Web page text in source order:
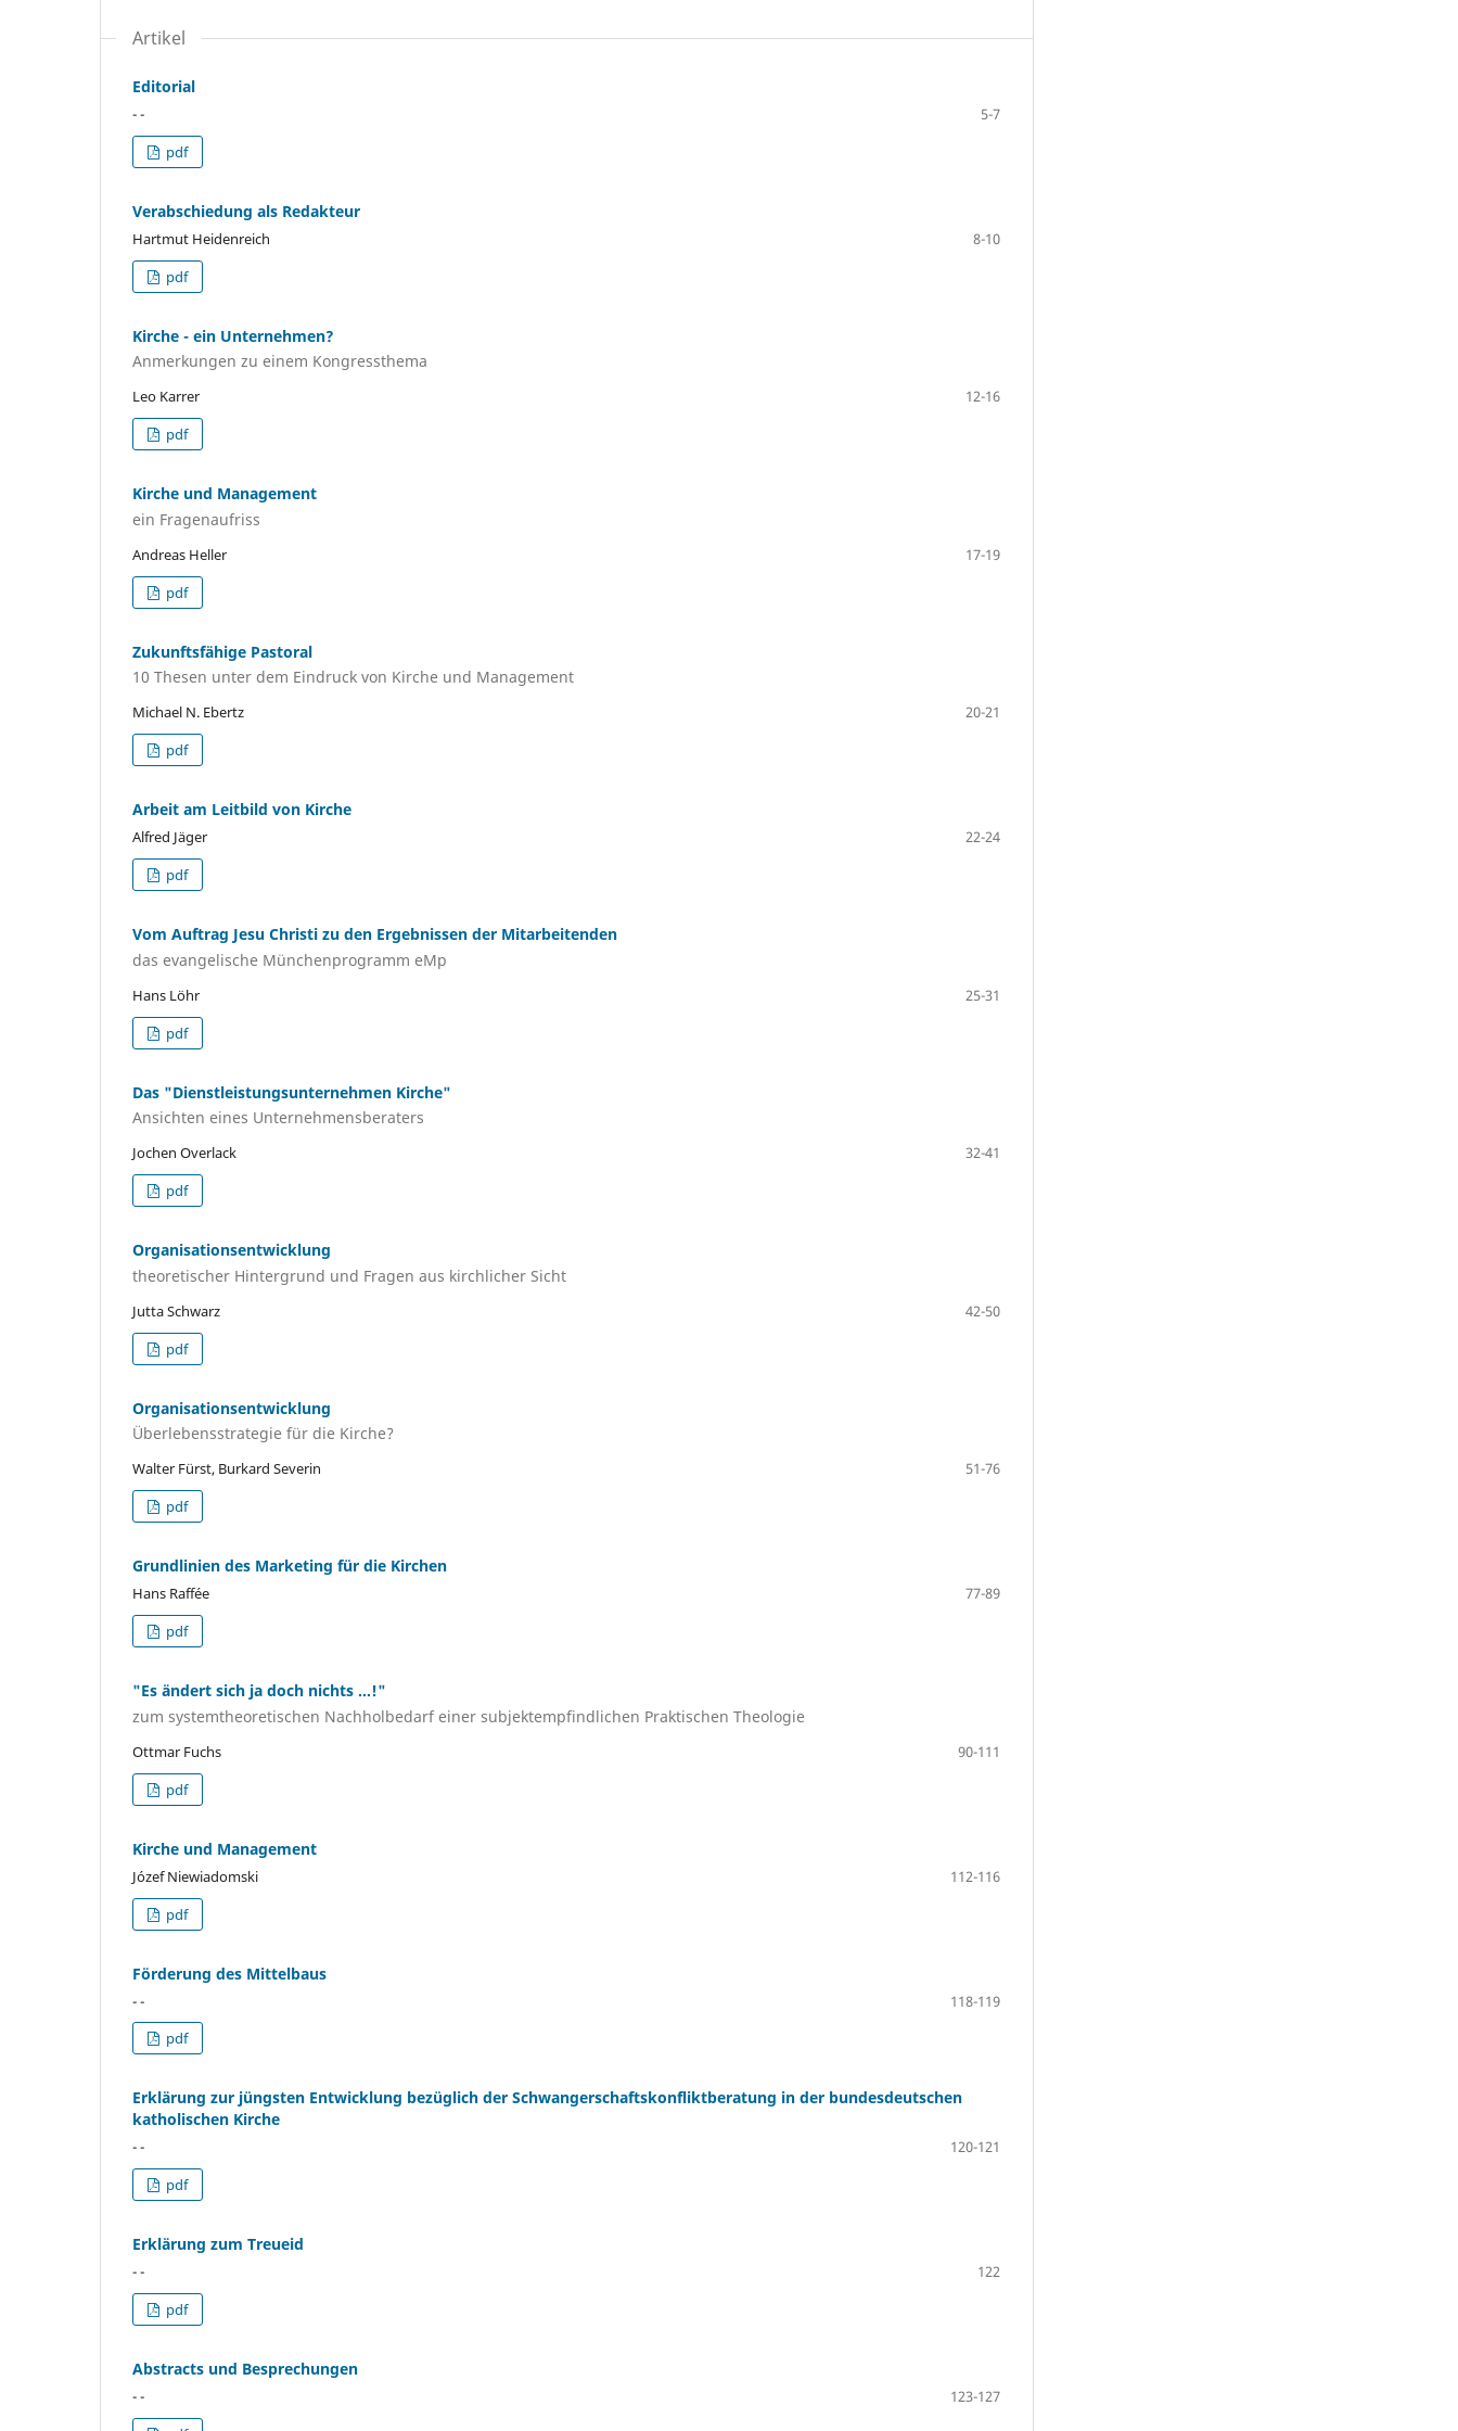
Artikel
Editorial
- -
5-7
pdf
Verabschiedung als Redakteur
Hartmut Heidenreich
8-10
pdf
Kirche - ein Unternehmen?
Anmerkungen zu einem Kongressthema
Leo Karrer
12-16
pdf
Kirche und Management
ein Fragenaufriss
Andreas Heller
17-19
pdf
Zukunftsfähige Pastoral
10 Thesen unter dem Eindruck von Kirche und Management
Michael N. Ebertz
20-21
pdf
Arbeit am Leitbild von Kirche
Alfred Jäger
22-24
pdf
Vom Auftrag Jesu Christi zu den Ergebnissen der Mitarbeitenden
das evangelische Münchenprogramm eMp
Hans Löhr
25-31
pdf
Das "Dienstleistungsunternehmen Kirche"
Ansichten eines Unternehmensberaters
Jochen Overlack
32-41
pdf
Organisationsentwicklung
theoretischer Hintergrund und Fragen aus kirchlicher Sicht
Jutta Schwarz
42-50
pdf
Organisationsentwicklung
Überlebensstrategie für die Kirche?
Walter Fürst, Burkard Severin
51-76
pdf
Grundlinien des Marketing für die Kirchen
Hans Raffée
77-89
pdf
"Es ändert sich ja doch nichts ...!"
zum systemtheoretischen Nachholbedarf einer subjektempfindlichen Praktischen Theologie
Ottmar Fuchs
90-111
pdf
Kirche und Management
Józef Niewiadomski
112-116
pdf
Förderung des Mittelbaus
- -
118-119
pdf
Erklärung zur jüngsten Entwicklung bezüglich der Schwangerschaftskonfliktberatung in der bundesdeutschen
katholischen Kirche
- -
120-121
pdf
Erklärung zum Treueid
- -
122
pdf
Abstracts und Besprechungen
- -
123-127